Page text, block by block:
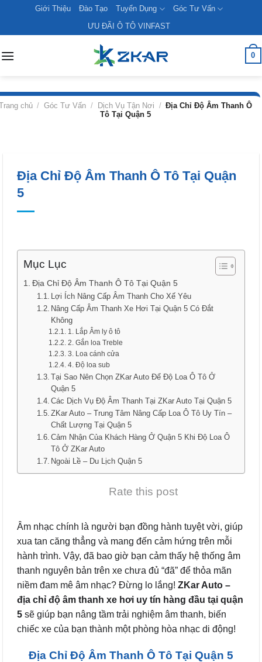
content
Giới Thiệu Đào Tạo Tuyển Dụng
Góc Tư Vấn
ƯU ĐÃI Ô TÔ VINFAST
0
chủ / Góc Tư Vấn / Dịch Vụ Tận Nơi / Địa Chỉ Độ Âm Thanh Ô
Tô Tại Quận 5
Địa Chỉ Độ Âm Thanh Ô Tô Tại Quận
5
Mục Lục
Địa Chỉ Độ Âm Thanh Ô Tô Tại Quận 5
Lợi Ích Nâng Cấp Âm Thanh Cho Xế Yêu
Nâng Cấp Âm Thanh Xe Hơi Tại Quận 5 Có Đắt
Không
1. Lắp Âm ly ô tô
2. Gắn loa Treble
3. Loa cánh cửa
4. Độ loa sub
Tại Sao Nên Chọn ZKar Auto Để Độ Loa Ô Tô Ở
Quận 5
Các Dịch Vụ Độ Âm Thanh Tại ZKar Auto Tại Quận 5
ZKar Auto – Trung Tâm Nâng Cấp Loa Ô Tô Uy Tín –
Chất Lượng Tại Quận 5
Cảm Nhận Của Khách Hàng Ở Quận 5 Khi Độ Loa Ô
Tô Ở ZKar Auto
Ngoài Lề – Du Lịch Quận 5
Rate this post
Âm nhạc chính là người bạn đồng hành tuyệt vời, giúp
xua tan căng thẳng và mang đến cảm hứng trên mỗi
hành trình. Vậy, đã bao giờ bạn cảm thấy hệ thống âm
thanh nguyên bản trên xe chưa đủ “đã” để thỏa mãn
niềm đam mê âm nhạc? Đừng lo lắng! ZKar Auto –
địa chỉ độ âm thanh xe hơi uy tín hàng đầu tại quận
5 sẽ giúp bạn nâng tầm trải nghiệm âm thanh, biến
chiếc xe của bạn thành một phòng hòa nhạc di động!
Địa Chỉ Độ Âm Thanh Ô Tô Tại Quận 5